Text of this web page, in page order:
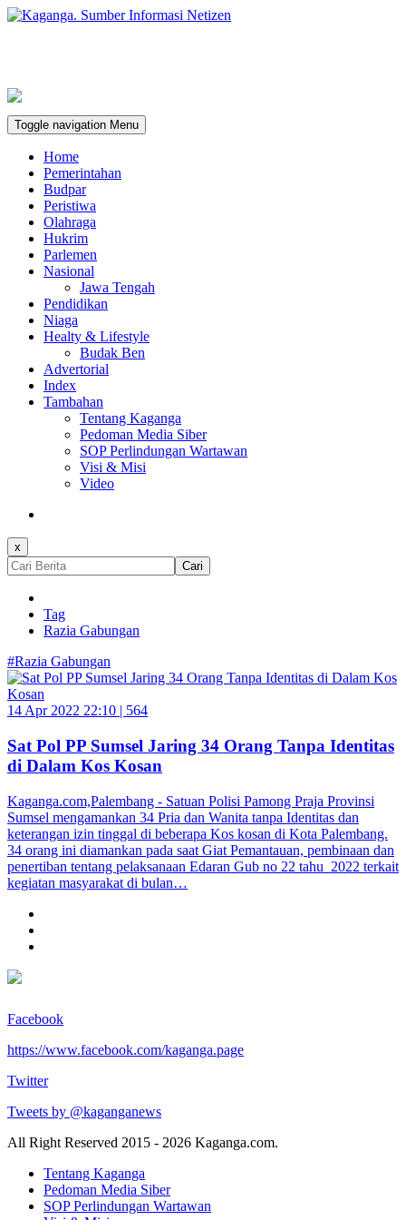
Toggle navigation Menu
Home
Pemerintahan
Budpar
Peristiwa
Olahraga
Hukrim
Parlemen
Nasional
Jawa Tengah
Pendidikan
Niaga
Healty & Lifestyle
Budak Ben
Advertorial
Index
Tambahan
Tentang Kaganga
Pedoman Media Siber
SOP Perlindungan Wartawan
Visi & Misi
Video
x
Cari
Tag
Razia Gabungan
#Razia Gabungan
14 Apr 2022 22:10 | 564
Sat Pol PP Sumsel Jaring 34 Orang Tanpa Identitas
di Dalam Kos Kosan
Kaganga.com,Palembang - Satuan Polisi Pamong Praja Provinsi
Sumsel mengamankan 34 Pria dan Wanita tanpa Identitas dan
keterangan izin tinggal di beberapa Kos kosan di Kota Palembang.
34 orang ini diamankan pada saat Giat Pemantauan, pembinaan dan
penertiban tentang pelaksanaan Edaran Gub no 22 tahu 2022 terkait
kegiatan masyarakat di bulan…
Facebook
https://www.facebook.com/kaganga.page
Twitter
Tweets by @kaganganews
All Right Reserved 2015 - 2026 Kaganga.com.
Tentang Kaganga
Pedoman Media Siber
SOP Perlindungan Wartawan